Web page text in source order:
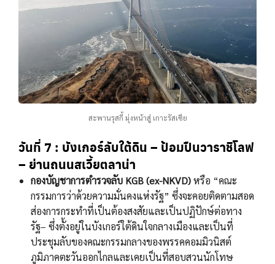
สะพานรุสกี้ มุ่งหน้าสู่ เกาะรัสเซีย
วันที่ 7 : บังเกอร์ลับใต้ดิน – ป้อมปืนวาราชิโลฟ
– ย่านถนนสเวี้ยตลาน่า
กองบัญชาการตำรวจลับ KGB (ex-NKVD)หรือ “คณะ
กรรมการว่าด้วยความมั่นคงแห่งรัฐ” ซึ่งจะคอยติดตามสอด
ส่องการกระทำที่เป็นต้องสงสัยและเป็นปฏิปักษ์ต่อทาง
รัฐ– ซึ่งตั้งอยู่ในบังเกอร์ใต้ดินใจกลางเมืองและเป็นที่
ประชุมลับของคณะกรรมกลางของพรรคคอมมิวนิสต์
ภูมิภาคตะวันออกไกลและเคยเป็นที่สอบสวนนักโทษ